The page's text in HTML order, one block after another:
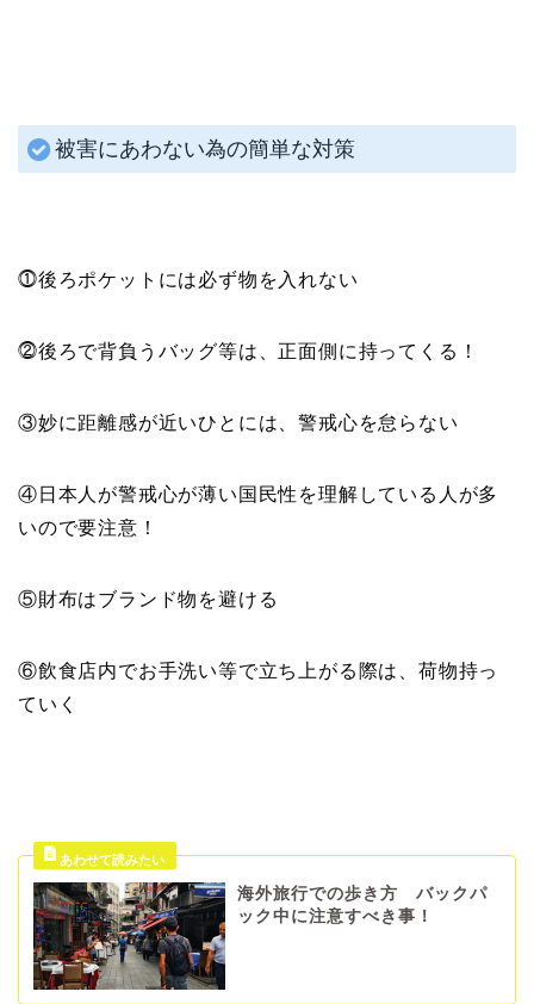
被害にあわない為の簡単な対策
⓵後ろポケットには必ず物を入れない
⓶後ろで背負うバッグ等は、正面側に持ってくる！
③妙に距離感が近いひとには、警戒心を怠らない
④日本人が警戒心が薄い国民性を理解している人が多
いので要注意！
⑤財布はブランド物を避ける
⑥飲食店内でお手洗い等で立ち上がる際は、荷物持っ
ていく
海外旅行での歩き方 バックパ
ック中に注意すべき事！